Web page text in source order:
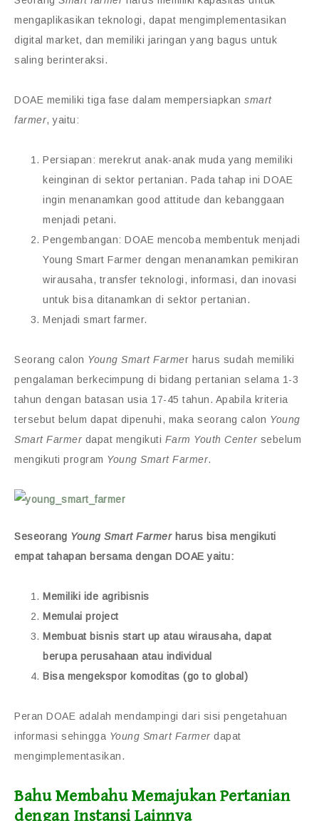
mengaplikasikan teknologi, dapat mengimplementasikan
digital market, dan memiliki jaringan yang bagus untuk
saling berinteraksi.
DOAE memiliki tiga fase dalam mempersiapkan smart
farmer, yaitu:
Persiapan: merekrut anak-anak muda yang memiliki
keinginan di sektor pertanian. Pada tahap ini DOAE
ingin menanamkan good attitude dan kebanggaan
menjadi petani.
Pengembangan: DOAE mencoba membentuk menjadi
Young Smart Farmer dengan menanamkan pemikiran
wirausaha, transfer teknologi, informasi, dan inovasi
untuk bisa ditanamkan di sektor pertanian.
Menjadi smart farmer.
Seorang calon Young Smart Farmer harus sudah memiliki
pengalaman berkecimpung di bidang pertanian selama 1-3
tahun dengan batasan usia 17-45 tahun. Apabila kriteria
tersebut belum dapat dipenuhi, maka seorang calon Young
Smart Farmer dapat mengikuti Farm Youth Center sebelum
mengikuti program Young Smart Farmer.
Seseorang Young Smart Farmerharus bisa mengikuti
empat tahapan bersama dengan DOAE yaitu:
Memiliki ide agribisnis
Memulai project
Membuat bisnis start up atau wirausaha, dapat
berupa perusahaan atau individual
Bisa mengekspor komoditas (go to global)
Peran DOAE adalah mendampingi dari sisi pengetahuan
informasi sehingga Young Smart Farmer dapat
mengimplementasikan.
Bahu Membahu Memajukan Pertanian
dengan Instansi Lainnya